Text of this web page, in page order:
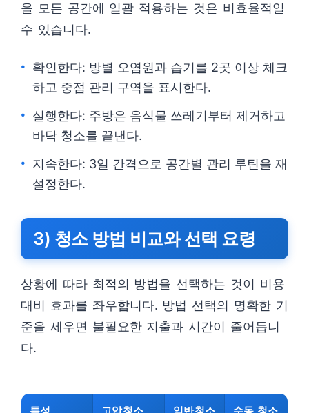
을 모든 공간에 일괄 적용하는 것은 비효율적일
수 있습니다.
확인한다: 방별 오염원과 습기를 2곳 이상 체크
하고 중점 관리 구역을 표시한다.
실행한다: 주방은 음식물 쓰레기부터 제거하고
바닥 청소를 끝낸다.
지속한다: 3일 간격으로 공간별 관리 루틴을 재
설정한다.
3) 청소 방법 비교와 선택 요령
상황에 따라 최적의 방법을 선택하는 것이 비용
대비 효과를 좌우합니다. 방법 선택의 명확한 기
준을 세우면 불필요한 지출과 시간이 줄어듭니
다.